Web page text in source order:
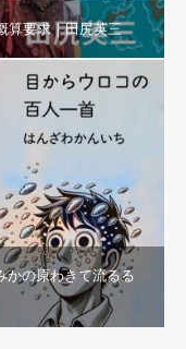
算要求｜田尻英三
の原わきて流るる